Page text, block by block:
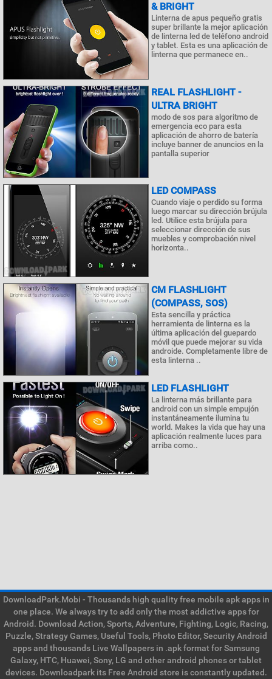
& BRIGHT
Linterna de apus pequeño gratis
super brillante la mejor aplicación
de linterna led de teléfono android
y tablet. Esta es una aplicación de
linterna que permanece en..
REAL FLASHLIGHT -
ULTRA BRIGHT
modo de sos para algoritmo de
emergencia eco para esta
aplicación de ahorro de batería
incluye banner de anuncios en la
pantalla superior
LED COMPASS
Cuando viaje o perdido su forma
luego marcar su dirección brújula
led. Utilice esta brújula para
seleccionar dirección de sus
muebles y comprobación nivel
horizonta..
CM FLASHLIGHT
(COMPASS, SOS)
Esta sencilla y práctica
herramienta de linterna es la
última aplicación del guepardo
móvil que puede mejorar su vida
androide. Completamente libre de
esta linterna ..
LED FLASHLIGHT
La linterna más brillante para
android con un simple empujón
instantáneamente ilumina tu
world. Makes la vida que hay una
aplicación realmente luces para
arriba como..
DownloadPark.Mobi - Thousands high quality free mobile apk apps in
one place. We always try to add only the most addictive apps for
Android. Download Action, Sports, Adventure, Fighting, Logic, Racing,
Puzzle, Strategy Games, Useful Tools, Photo Editor, Security Android
apps and thousands Live Wallpapers in .apk format for Samsung
Galaxy, HTC, Huawei, Sony, LG and other android phones or tablet
devices. Downloadpark its Free Android store is constantly updated.